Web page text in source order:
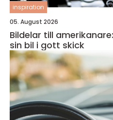
inspiration
05. August 2026
Bildelar till
sin bil i gott skick